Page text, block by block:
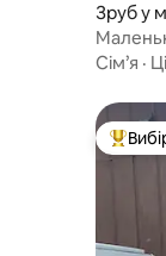
Зруб у
Сім’я ·
Топ